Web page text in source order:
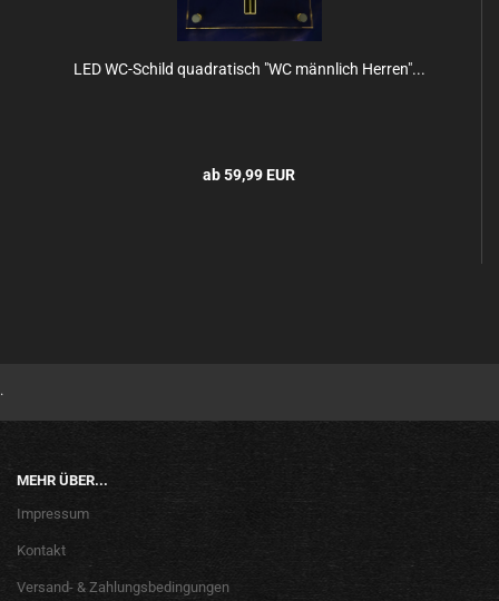
LED WC-​Schild qua­dra­tisch "WC männ­lich Her­ren"...
ab 59,99 EUR
.
MEHR ÜBER...
Impressum
Kontakt
Versand- & Zahlungsbedingungen